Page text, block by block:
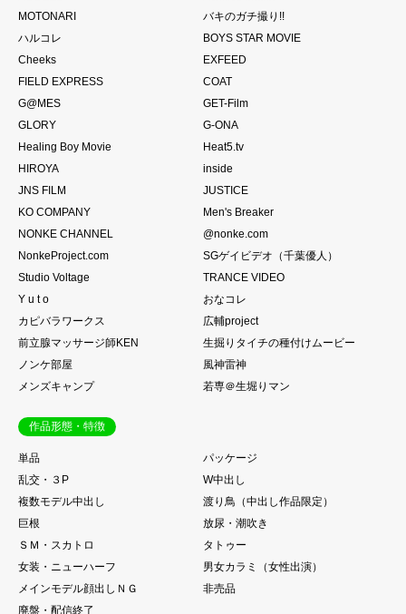
MOTONARI
バキのガチ撮り!!
ハルコレ
BOYS STAR MOVIE
Cheeks
EXFEED
FIELD EXPRESS
COAT
G@MES
GET-Film
GLORY
G-ONA
Healing Boy Movie
Heat5.tv
HIROYA
inside
JNS FILM
JUSTICE
KO COMPANY
Men's Breaker
NONKE CHANNEL
@nonke.com
NonkeProject.com
SGゲイビデオ（千葉優人）
Studio Voltage
TRANCE VIDEO
Y u t o
おなコレ
カピバラワークス
広輔project
前立腺マッサージ師KEN
生掘りタイチの種付けムービー
ノンケ部屋
風神雷神
メンズキャンプ
若専＠生堀りマン
作品形態・特徴
単品
パッケージ
乱交・３P
W中出し
複数モデル中出し
渡り鳥（中出し作品限定）
巨根
放尿・潮吹き
ＳＭ・スカトロ
タトゥー
女装・ニューハーフ
男女カラミ（女性出演）
メインモデル顔出しＮＧ
非売品
廃盤・配信終了